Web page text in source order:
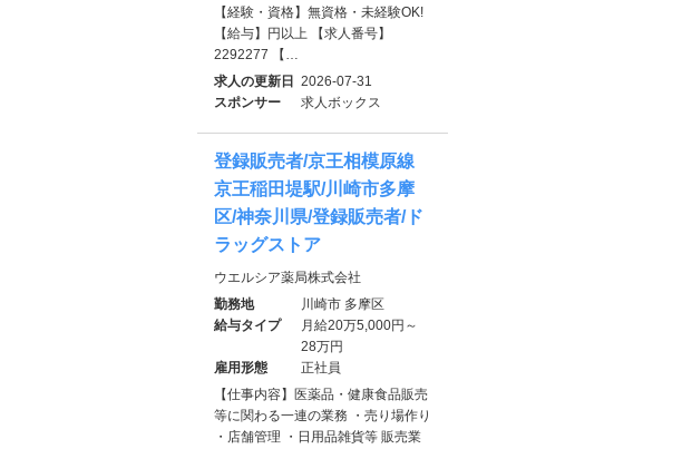
【経験・資格】無資格・未経験OK!
【給与】円以上 【求人番号】
2292277 【…
求人の更新日
2026-07-31
スポンサー
求人ボックス
登録販売者/京王相模原線
京王稲田堤駅/川崎市多摩
区/神奈川県/登録販売者/ド
ラッグストア
ウエルシア薬局株式会社
勤務地
川崎市 多摩区
給与タイプ
月給20万5,000円～
28万円
雇用形態
正社員
【仕事内容】医薬品・健康食品販売
等に関わる一連の業務 ・売り場作り
・店舗管理 ・日用品雑貨等 販売業